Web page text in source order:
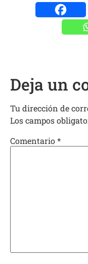
Deja un
Tu dirección de
Los campos
Comentario*